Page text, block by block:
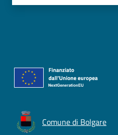
Comune di Bolgare